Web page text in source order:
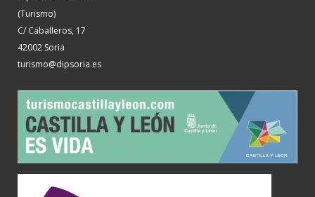
(Turismo)
C/ Caballeros, 17
42002 Soria
turismo@dipsoria.es